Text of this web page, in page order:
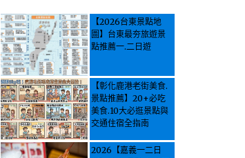
【2026台東景點地
圖】台東最夯旅遊景
點推薦一.二日遊
【彰化鹿港老街美食.
景點推薦】20+必吃
美食.10大必逛景點與
交通住宿全指南
2026【嘉義一二日